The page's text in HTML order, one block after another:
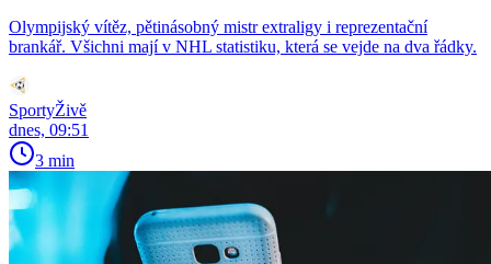
Olympijský vítěz, pětinásobný mistr extraligy i reprezentační
brankář. Všichni mají v NHL statistiku, která se vejde na dva řádky.
SportyŽivě
dnes, 09:51
3 min